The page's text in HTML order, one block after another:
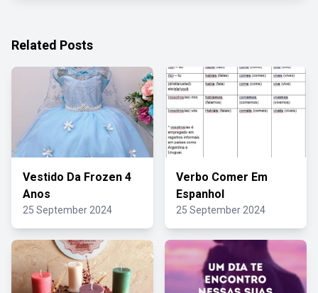
Related Posts
Vestido Da Frozen 4
Anos
25 September 2024
Verbo Comer Em
Espanhol
25 September 2024